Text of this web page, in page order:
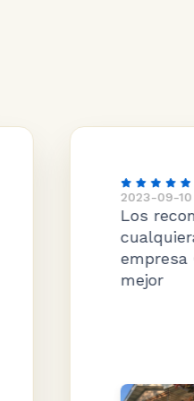
10
a todos
que me
Gran producto y el